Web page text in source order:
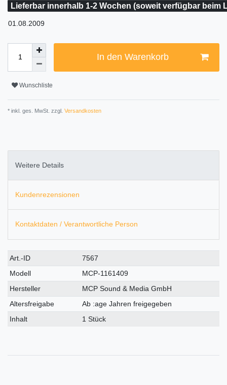
Lieferbar innerhalb 1-2 Wochen (soweit verfügbar beim
01.08.2009
In den Warenkorb
Wunschliste
* inkl. ges. MwSt. zzgl. Versandkosten
Weitere Details
Kundenrezensionen
Kontaktdaten / Verantwortliche Person
Technisches
Merkmal
Wert
Art.-ID
7567
Modell
MCP-1161409
Hersteller
MCP Sound & Media GmbH
Altersfreigabe
Ab :age Jahren freigegeben
Inhalt
1 Stück